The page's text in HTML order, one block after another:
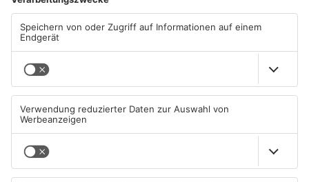
25. Stadtfest Alzenau mit
nur einem Schlag offiziell
ASCHAFFENBURG
Kahlgrund-Gemeinden
ASCHAFFENBURG